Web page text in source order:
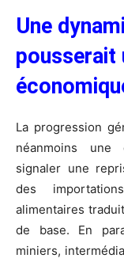
Une
pousserait
La progression
néanmoins une
signaler une
des
alimentaires
de base. En
miniers,